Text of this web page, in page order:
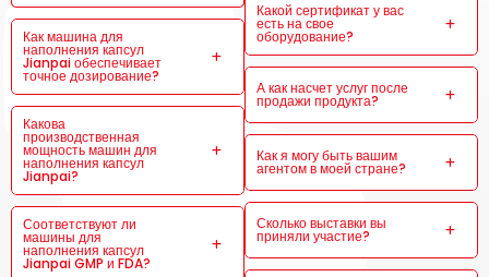
Как машина для
наполнения капсул
Jianpai обеспечивает
точное дозирование?
Какова
производственная
мощность машин для
наполнения капсул
Jianpai?
Соответствуют ли
машины для
наполнения капсул
Jianpai GMP и FDA?
Какой сертификат у вас
есть на свое
оборудование?
А как насчет услуг после
продажи продукта?
Как я могу быть вашим
агентом в моей стране?
Сколько выставки вы
приняли участие?